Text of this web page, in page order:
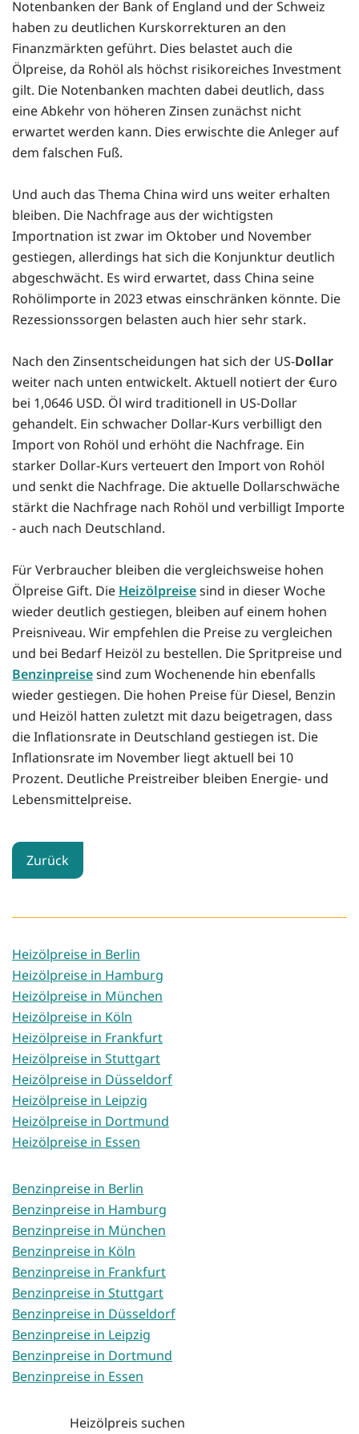
Notenbanken der Bank of England und der Schweiz
haben zu deutlichen Kurskorrekturen an den
Finanzmärkten geführt. Dies belastet auch die
Ölpreise, da Rohöl als höchst risikoreiches Investment
gilt. Die Notenbanken machten dabei deutlich, dass
eine Abkehr von höheren Zinsen zunächst nicht
erwartet werden kann. Dies erwischte die Anleger auf
dem falschen Fuß.
Und auch das Thema China wird uns weiter erhalten
bleiben. Die Nachfrage aus der wichtigsten
Importnation ist zwar im Oktober und November
gestiegen, allerdings hat sich die Konjunktur deutlich
abgeschwächt. Es wird erwartet, dass China seine
Rohölimporte in 2023 etwas einschränken könnte. Die
Rezessionssorgen belasten auch hier sehr stark.
Nach den Zinsentscheidungen hat sich der US-Dollar
weiter nach unten entwickelt. Aktuell notiert der €uro
bei 1,0646 USD. Öl wird traditionell in US-Dollar
gehandelt. Ein schwacher Dollar-Kurs verbilligt den
Import von Rohöl und erhöht die Nachfrage. Ein
starker Dollar-Kurs verteuert den Import von Rohöl
und senkt die Nachfrage. Die aktuelle Dollarschwäche
stärkt die Nachfrage nach Rohöl und verbilligt Importe
- auch nach Deutschland.
Für Verbraucher bleiben die vergleichsweise hohen
Ölpreise Gift. Die Heizölpreisesind in dieser Woche
wieder deutlich gestiegen, bleiben auf einem hohen
Preisniveau. Wir empfehlen die Preise zu vergleichen
und bei Bedarf Heizöl zu bestellen. Die Spritpreise und
Benzinpreisesind zum Wochenende hin ebenfalls
wieder gestiegen. Die hohen Preise für Diesel, Benzin
und Heizöl hatten zuletzt mit dazu beigetragen, dass
die Inflationsrate in Deutschland gestiegen ist. Die
Inflationsrate im November liegt aktuell bei 10
Prozent. Deutliche Preistreiber bleiben Energie- und
Lebensmittelpreise.
Zurück
Heizölpreise in Berlin
Heizölpreise in Hamburg
Heizölpreise in München
Heizölpreise in Köln
Heizölpreise in Frankfurt
Heizölpreise in Stuttgart
Heizölpreise in Düsseldorf
Heizölpreise in Leipzig
Heizölpreise in Dortmund
Heizölpreise in Essen
Benzinpreise in Berlin
Benzinpreise in Hamburg
Benzinpreise in München
Benzinpreise in Köln
Benzinpreise in Frankfurt
Benzinpreise in Stuttgart
Benzinpreise in Düsseldorf
Benzinpreise in Leipzig
Benzinpreise in Dortmund
Benzinpreise in Essen
Heizölpreis suchen